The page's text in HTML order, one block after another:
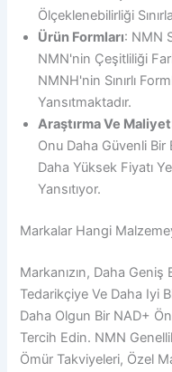
Ölçeklenebilirliği
Ürün Formları: NMN
NMN'nin Çeşitliliği
NMNH'nin Sınırlı
Yansıtmaktadır.
Araştırma Ve Maliyet
Onu Daha Güvenli
Daha Yüksek Fiyatı
Yansıtıyor.
Markalar Hangi
Markanızın, Daha
Tedarikçiye Ve Daha Iyi
Daha Olgun Bir NAD+
Tercih Edin. NMN
Ömür Takviyeleri, Özel